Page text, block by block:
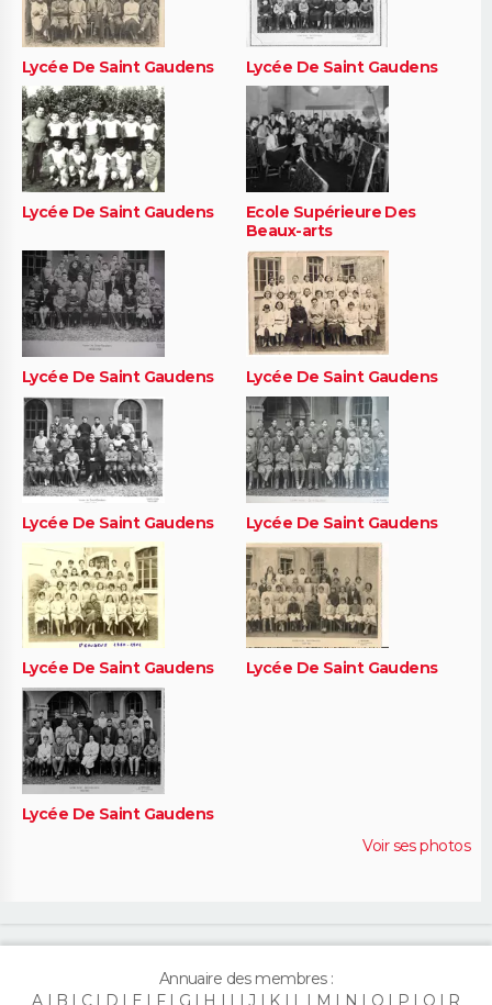
Lycée De Saint Gaudens Lycée De Saint Gaudens
Lycée De Saint Gaudens
Ecole Supérieure Des
Beaux-arts
Lycée De Saint Gaudens Lycée De Saint Gaudens
Lycée De Saint Gaudens Lycée De Saint Gaudens
Lycée De Saint Gaudens Lycée De Saint Gaudens
Lycée De Saint Gaudens
Voir ses photos
Annuaire des membres :
A
B C D E F G H I J K L M N O P Q R